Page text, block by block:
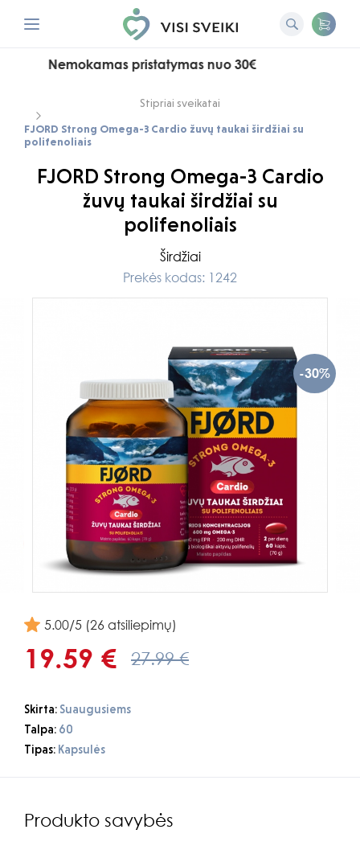
Nemokamas pristatymas nuo 30€
Stipriai sveikatai
FJORD Strong Omega-3 Cardio žuvų taukai širdžiai su
polifenoliais
FJORD Strong Omega-3 Cardio
žuvų taukai širdžiai su
polifenoliais
Širdžiai
Prekės kodas: 1242
-30%
5.00/5 (26 atsiliepimų)
19.59 € 27.99 €
Skirta: Suaugusiems
Talpa: 60
Tipas: Kapsulės
Produkto savybės